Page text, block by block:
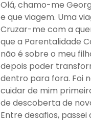
Olá, chamo-me
e que viagem. Uma
Cruzar-me com a
que a Parentalidade
não é sobre o meu
depois poder
dentro para fora. Foi
cuidar de mim
de descoberta de
Entre desafios,